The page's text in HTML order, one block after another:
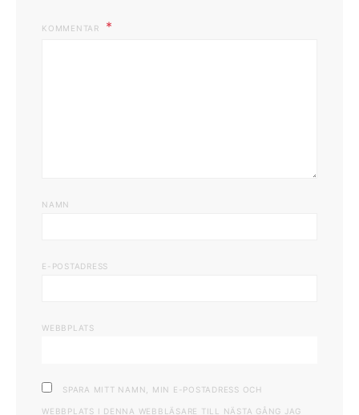
KOMMENTAR
NAMN
E-POSTADRESS
WEBBPLATS
SPARA MITT NAMN, MIN E-POSTADRESS OCH
WEBBPLATS I DENNA WEBBLÄSARE TILL NÄSTA GÅNG JAG